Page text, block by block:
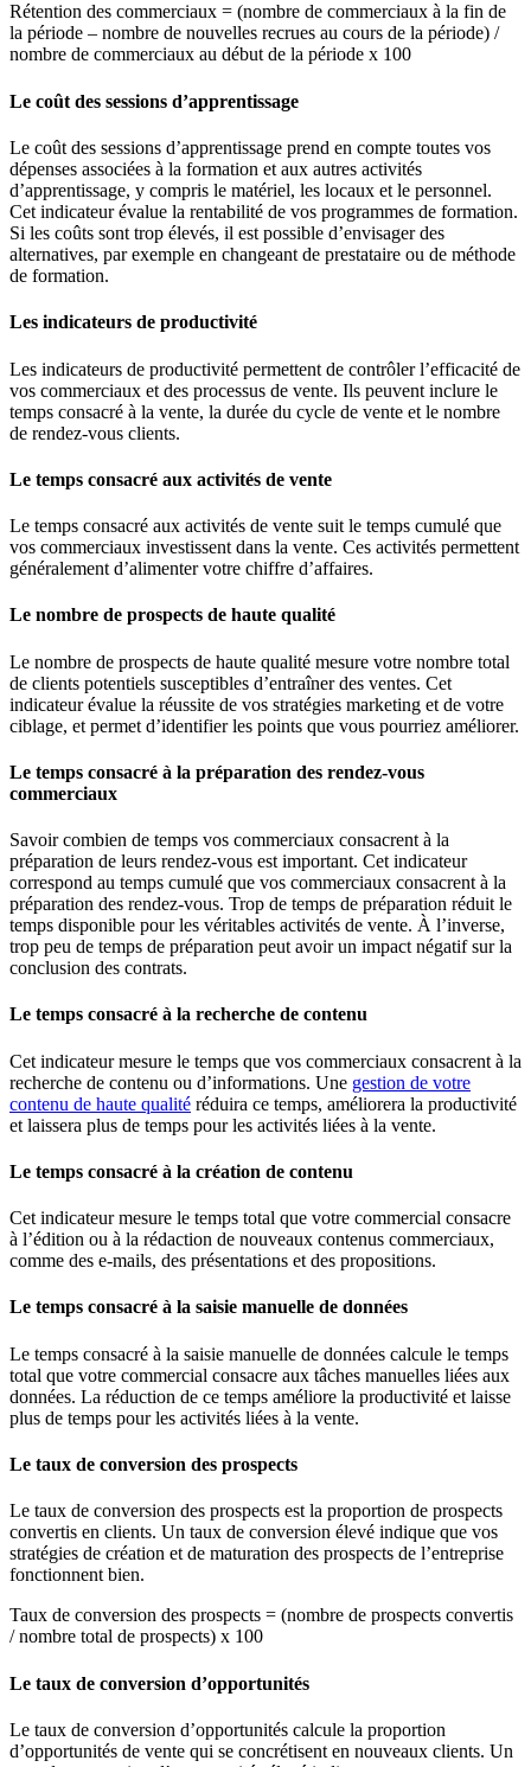
Rétention des commerciaux = (nombre de commerciaux à la fin de
la période – nombre de nouvelles recrues au cours de la période) /
nombre de commerciaux au début de la période x 100
Le coût des sessions d’apprentissage
Le coût des sessions d’apprentissage prend en compte toutes vos
dépenses associées à la formation et aux autres activités
d’apprentissage, y compris le matériel, les locaux et le personnel.
Cet indicateur évalue la rentabilité de vos programmes de formation.
Si les coûts sont trop élevés, il est possible d’envisager des
alternatives, par exemple en changeant de prestataire ou de méthode
de formation.
Les indicateurs de productivité
Les indicateurs de productivité permettent de contrôler l’efficacité de
vos commerciaux et des processus de vente. Ils peuvent inclure le
temps consacré à la vente, la durée du cycle de vente et le nombre
de rendez-vous clients.
Le temps consacré aux activités de vente
Le temps consacré aux activités de vente suit le temps cumulé que
vos commerciaux investissent dans la vente. Ces activités permettent
généralement d’alimenter votre chiffre d’affaires.
Le nombre de prospects de haute qualité
Le nombre de prospects de haute qualité mesure votre nombre total
de clients potentiels susceptibles d’entraîner des ventes. Cet
indicateur évalue la réussite de vos stratégies marketing et de votre
ciblage, et permet d’identifier les points que vous pourriez améliorer.
Le temps consacré à la préparation des rendez-vous
commerciaux
Savoir combien de temps vos commerciaux consacrent à la
préparation de leurs rendez-vous est important. Cet indicateur
correspond au temps cumulé que vos commerciaux consacrent à la
préparation des rendez-vous. Trop de temps de préparation réduit le
temps disponible pour les véritables activités de vente. À l’inverse,
trop peu de temps de préparation peut avoir un impact négatif sur la
conclusion des contrats.
Le temps consacré à la recherche de contenu
Cet indicateur mesure le temps que vos commerciaux consacrent à la
recherche de contenu ou d’informations. Une gestion de votre
contenu de haute qualité réduira ce temps, améliorera la productivité
et laissera plus de temps pour les activités liées à la vente.
Le temps consacré à la création de contenu
Cet indicateur mesure le temps total que votre commercial consacre
à l’édition ou à la rédaction de nouveaux contenus commerciaux,
comme des e-mails, des présentations et des propositions.
Le temps consacré à la saisie manuelle de données
Le temps consacré à la saisie manuelle de données calcule le temps
total que votre commercial consacre aux tâches manuelles liées aux
données. La réduction de ce temps améliore la productivité et laisse
plus de temps pour les activités liées à la vente.
Le taux de conversion des prospects
Le taux de conversion des prospects est la proportion de prospects
convertis en clients. Un taux de conversion élevé indique que vos
stratégies de création et de maturation des prospects de l’entreprise
fonctionnent bien.
Taux de conversion des prospects = (nombre de prospects convertis
/ nombre total de prospects) x 100
Le taux de conversion d’opportunités
Le taux de conversion d’opportunités calcule la proportion
d’opportunités de vente qui se concrétisent en nouveaux clients. Un